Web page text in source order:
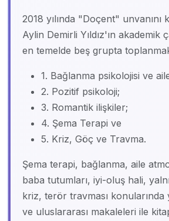
2018 yılında "Doçent" unvanını
Aylin Demirli Yıldız'ın akademik
en temelde beş grupta
1. Bağlanma psikolojisi ve
2. Pozitif psikoloji;
3. Romantik ilişkiler;
4. Şema Terapi ve
5. Kriz, Göç ve Travma.
Şema terapi, bağlanma, aile
baba tutumları, iyi-oluş hali,
kriz, terör travması konularında
ve uluslararası makaleleri ile